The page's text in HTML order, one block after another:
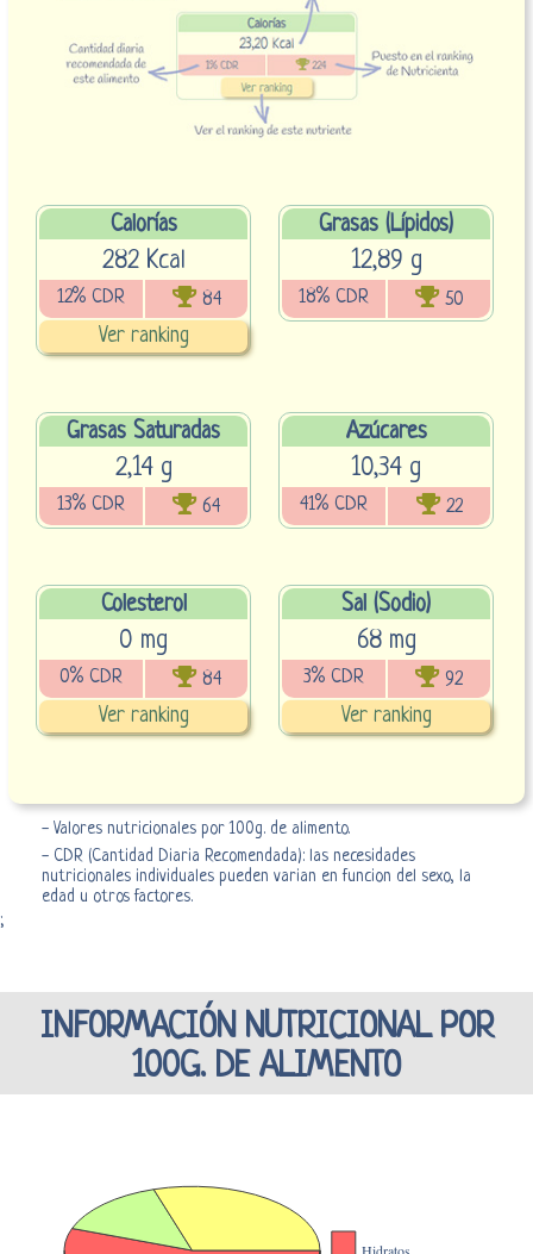
Calorías
282 Kcal
12% CDR 84
Ver ranking
Grasas (Lípidos)
12,89 g
18% CDR 50
Grasas Saturadas
2,14 g
13% CDR 64
Azúcares
10,34 g
41% CDR 22
Colesterol
0 mg
0% CDR 84
Ver ranking
Sal (Sodio)
68 mg
3% CDR 92
Ver ranking
- Valores nutricionales por 100g. de alimento.
- CDR (Cantidad Diaria Recomendada): las necesidades
nutricionales individuales pueden varian en funcion del sexo, la
edad u otros factores.
;
INFORMACIÓN NUTRICIONAL POR
100G. DE ALIMENTO